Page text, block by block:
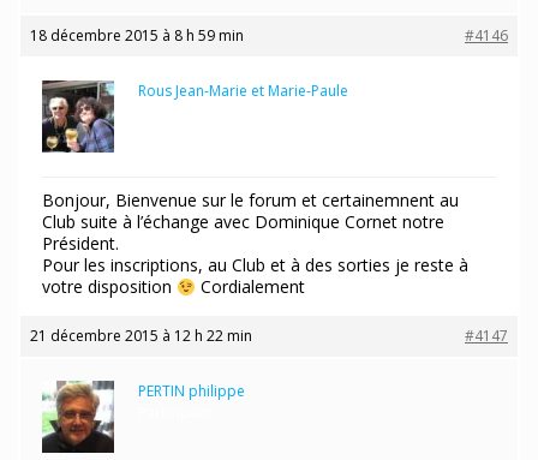
18 décembre 2015 à 8 h 59 min #4146
Rous Jean-Marie et Marie-Paule
Bonjour, Bienvenue sur le forum et certainemnent au
Club suite à l’échange avec Dominique Cornet notre
Président.
Pour les inscriptions, au Club et à des sorties je reste à
votre disposition
Cordialement
21 décembre 2015 à 12 h 22 min #4147
PERTIN philippe